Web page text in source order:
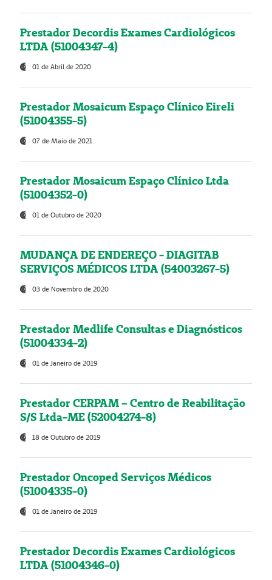
Prestador Decordis Exames Cardiológicos
LTDA (51004347-4)
01 de Abril de 2020
Prestador Mosaicum Espaço Clínico Eireli
(51004355-5)
07 de Maio de 2021
Prestador Mosaicum Espaço Clínico Ltda
(51004352-0)
01 de Outubro de 2020
MUDANÇA DE ENDEREÇO - DIAGITAB
SERVIÇOS MÉDICOS LTDA (54003267-5)
03 de Novembro de 2020
Prestador Medlife Consultas e Diagnósticos
(51004334-2)
01 de Janeiro de 2019
Prestador CERPAM – Centro de Reabilitação
S/S Ltda-ME (52004274-8)
18 de Outubro de 2019
Prestador Oncoped Serviços Médicos
(51004335-0)
01 de Janeiro de 2019
Prestador Decordis Exames Cardiológicos
LTDA (51004346-0)